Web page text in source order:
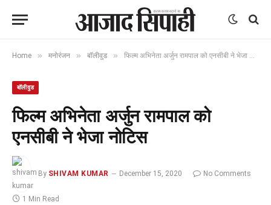
Home » मनोरंजन » बॉलीवुड » फिल्म अभिनेता अर्जुन रामपाल को एनसीबी ने भेजा नोटिस
बॉलीवुड
फिल्म अभिनेता अर्जुन रामपाल को
एनसीबी ने भेजा नोटिस
By SHIVAM KUMAR December 15, 2020 No Comments
1 Min Read